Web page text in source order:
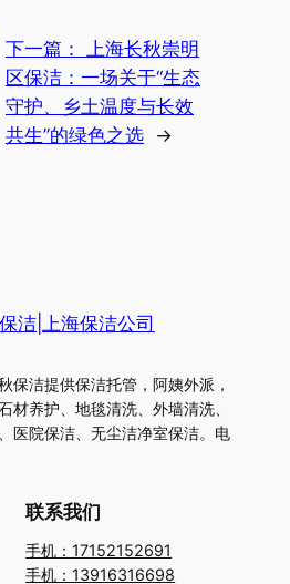
下一篇：
上海长秋崇明
区保洁：一场关于“生态
守护、乡土温度与长效
共生”的绿色之选 →
洁|上海保洁公司
保洁提供保洁托管，阿姨外派，
材养护、地毯清洗、外墙清洗、
医院保洁、无尘洁净室保洁。电
联系我们
手机：17152152691
手机：13916316698